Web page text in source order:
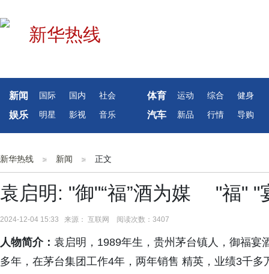
新闻 国际 国内 社会 体育 运动 综合 健身
娱乐 明星 影视 音乐 汽车 新品 行情 导购
新华热线 新闻 正文
袁启明: "御"“福”酒为媒 "福" "
2024-12-04 15:33 来源： 互联网 阅读次数：3407
人物简介： 袁启明，1989年生，贵州茅台镇人，御福宴
多年，在茅台集团工作4年，两年销售 精英，业绩3千多